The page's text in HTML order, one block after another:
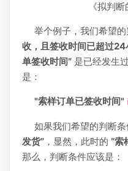
《拟判
举个例子，我们希望
收，且签收时间已超过24
单签收时间” 是已经发生
是：
"索样订单已签收时间"
如果我们希望的判断条
发货” ，显然，此时的 “索
那么，判断条件应该是：